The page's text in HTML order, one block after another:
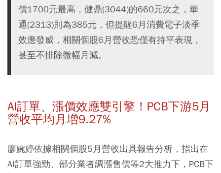
價1700元最高，健鼎(3044)的660元次之，華
通(2313)則為385元，但提醒6月消費電子淡季
效應發威，相關個股6月營收恐僅有持平表現，
甚至不排除微幅月減。
AI訂單、漲價效應雙引擎！PCB下游5月
營收平均月增9.27%
廖婉婷依據相關個股5月營收出具報告分析，指出在
AI訂單強勁、部分業者調漲售價等2大推力下，PCB下